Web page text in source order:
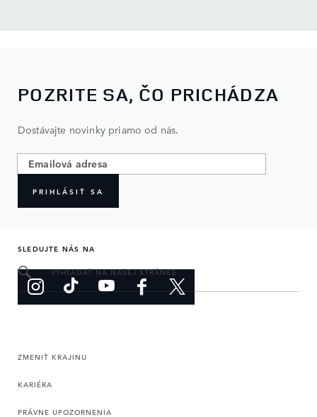
POZRITE SA, ČO PRICHÁDZA
Dostávajte novinky priamo od nás.
PRIHLÁSIŤ SA
SLEDUJTE NÁS NA
VYHĽADAŤ NA NAŠEJ STRÁNKE
ZMENIŤ KRAJINU
KARIÉRA
PRÁVNE UPOZORNENIA